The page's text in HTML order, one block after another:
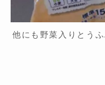
他にも野菜入りとう